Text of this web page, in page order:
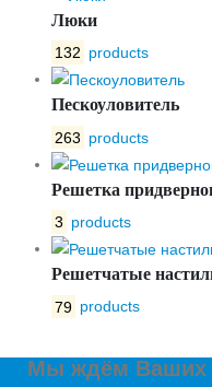
Люки
132 products
Пескоуловитель
263 products
Решетка
3 products
Решетчатые
79 products
Мы ждём Ваших